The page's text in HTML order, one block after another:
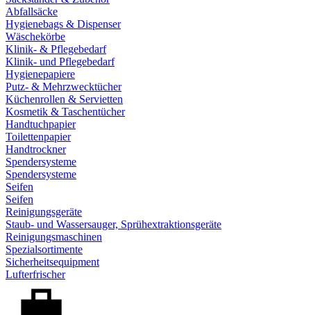
Abfallsäcke
Hygienebags & Dispenser
Wäschekörbe
Klinik- & Pflegebedarf
Klinik- und Pflegebedarf
Hygienepapiere
Putz- & Mehrzwecktücher
Küchenrollen & Servietten
Kosmetik & Taschentücher
Handtuchpapier
Toilettenpapier
Handtrockner
Spendersysteme
Spendersysteme
Seifen
Seifen
Reinigungsgeräte
Staub- und Wassersauger, Sprühextraktionsgeräte
Reinigungsmaschinen
Spezialsortimente
Sicherheitsequipment
Lufterfrischer